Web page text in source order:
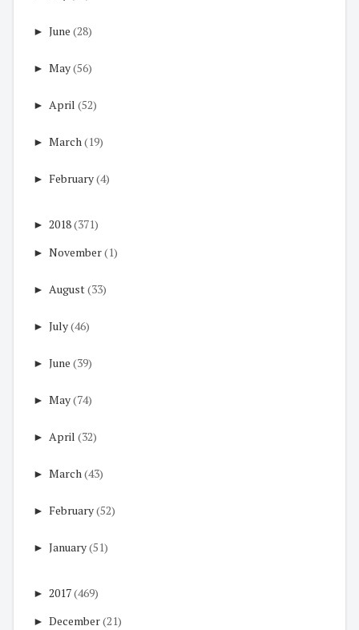
► June (28)
► May(56)
► April (52)
► March(19)
► February(4)
► 2018(371)
► November(1)
► August(33)
► July(46)
► June (39)
► May(74)
► April (32)
► March(43)
► February(52)
► January(51)
► 2017(469)
► December(21)